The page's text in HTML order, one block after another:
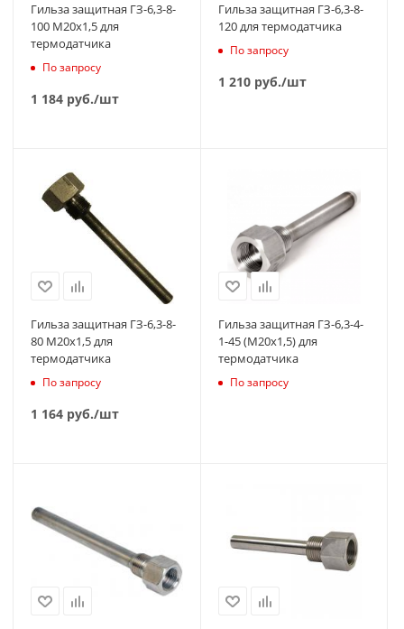
Гильза защитная ГЗ-6,3-8-
100 М20х1,5 для
термодатчика
По запросу
1 184 руб./шт
Гильза защитная ГЗ-6,3-8-
120 для термодатчика
По запросу
1 210руб./шт
Гильза защитная ГЗ-6,3-8-
80 М20х1,5 для
термодатчика
По запросу
1 164 руб./шт
Гильза защитная ГЗ-6,3-4-
1-45 (М20х1,5) для
термодатчика
По запросу